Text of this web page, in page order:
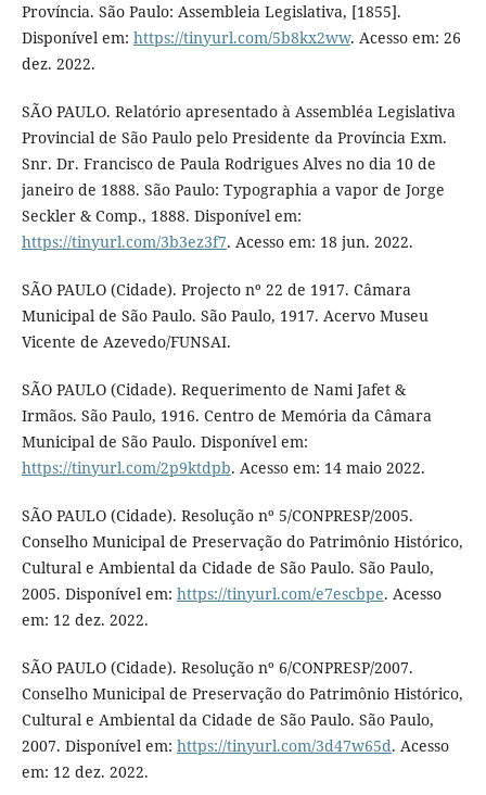
Província. São Paulo: Assembleia Legislativa, [1855].
Disponível em: https://tinyurl.com/5b8kx2ww. Acesso em: 26
dez. 2022.
SÃO PAULO. Relatório apresentado à Assembléa Legislativa
Provincial de São Paulo pelo Presidente da Província Exm.
Snr. Dr. Francisco de Paula Rodrigues Alves no dia 10 de
janeiro de 1888. São Paulo: Typographia a vapor de Jorge
Seckler & Comp., 1888. Disponível em:
https://tinyurl.com/3b3ez3f7. Acesso em: 18 jun. 2022.
SÃO PAULO (Cidade). Projecto nº 22 de 1917. Câmara
Municipal de São Paulo. São Paulo, 1917. Acervo Museu
Vicente de Azevedo/FUNSAI.
SÃO PAULO (Cidade). Requerimento de Nami Jafet &
Irmãos. São Paulo, 1916. Centro de Memória da Câmara
Municipal de São Paulo. Disponível em:
https://tinyurl.com/2p9ktdpb. Acesso em: 14 maio 2022.
SÃO PAULO (Cidade). Resolução nº 5/CONPRESP/2005.
Conselho Municipal de Preservação do Patrimônio Histórico,
Cultural e Ambiental da Cidade de São Paulo. São Paulo,
2005. Disponível em: https://tinyurl.com/e7escbpe. Acesso
em: 12 dez. 2022.
SÃO PAULO (Cidade). Resolução nº 6/CONPRESP/2007.
Conselho Municipal de Preservação do Patrimônio Histórico,
Cultural e Ambiental da Cidade de São Paulo. São Paulo,
2007. Disponível em: https://tinyurl.com/3d47w65d. Acesso
em: 12 dez. 2022.